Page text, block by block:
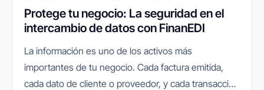
Protege tu negocio: La seguridad en el
intercambio de datos con FinanEDI
La información es uno de los activos más
importantes de tu negocio. Cada factura emitida,
cada dato de cliente o proveedor, y cada transacción